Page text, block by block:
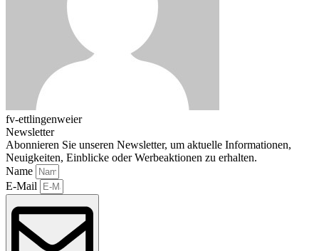
fv-ettlingenweier
Newsletter
Abonnieren Sie unseren Newsletter, um aktuelle Informationen,
Neuigkeiten, Einblicke oder Werbeaktionen zu erhalten.
Name
E-Mail